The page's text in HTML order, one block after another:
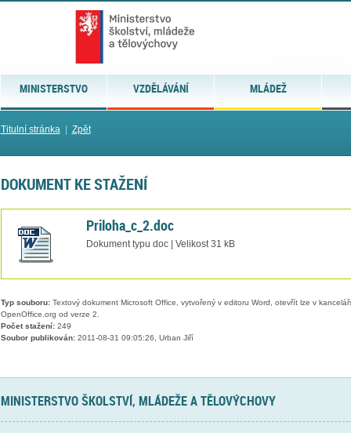
MINISTERSTVO VZDĚLÁVÁNÍ MLÁDEŽ
Titulní stránka| Zpět
DOKUMENT KE STAŽENÍ
Priloha_c_2.doc
Dokument typu doc | Velikost 31 kB
Typ souboru:Textový dokument Microsoft Office, vytvořený v editoru Word, otevřít lze v
OpenOffice.org od verze 2.
Počet stažení:249
Soubor publikován:2011-08-31 09:05:26, Urban Jiří
MINISTERSTVO ŠKOLSTVÍ, MLÁDEŽE A TĚLOVÝCHOVY